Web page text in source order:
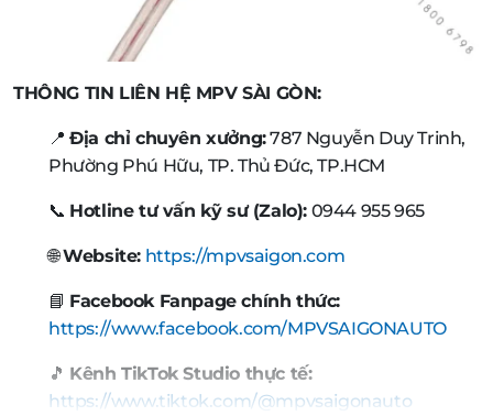
THÔNG TIN LIÊN HỆ MPV SÀI GÒN:
📍Địa chỉ chuyên xưởng:787 Nguyễn Duy Trinh,
Phường Phú Hữu, TP. Thủ Đức, TP.HCM
📞 Hotline tư vấn kỹ sư (Zalo): 0944 955 965
🌐Website: https://mpvsaigon.com
📘 Facebook Fanpage chính thức:
https://www.facebook.com/MPVSAIGONAUTO
🎵 Kênh TikTok Studio thực tế:
https://www.tiktok.com/@mpvsaigonauto